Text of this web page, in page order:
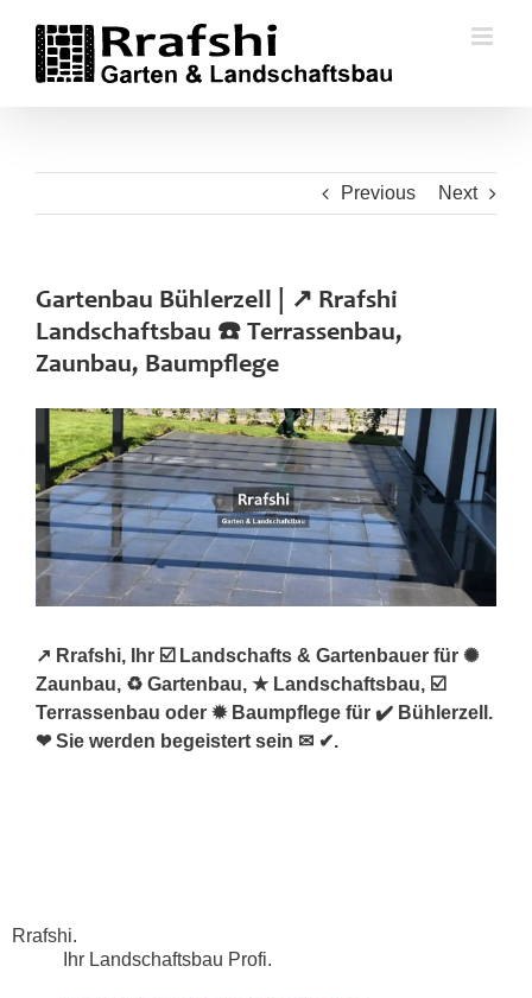
content
Previous Next
Gartenbau Bühlerzell | ↗️ Rrafshi
Landschaftsbau ☎️ Terrassenbau,
Zaunbau, Baumpflege
↗️ Rrafshi, Ihr ☑️ Landschafts & Gartenbauer für ✺
Zaunbau, ♻ Gartenbau, ★ Landschaftsbau, ☑️
Terrassenbau oder ✹ Baumpflege für ✔️ Bühlerzell.
❤ Sie werden begeistert sein ✉ ✔.
Rrafshi.
Ihr Landschaftsbau Profi.